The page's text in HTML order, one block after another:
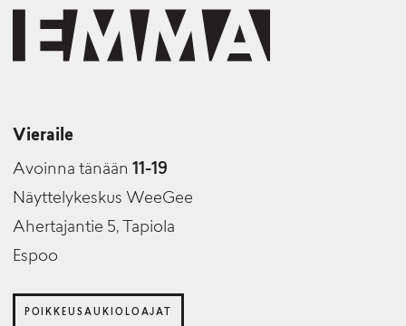
Vieraile
Avoinna tänään 11-19
Näyttelykeskus WeeGee
Ahertajantie 5, Tapiola
Espoo
POIKKEUSAUKIOLOAJAT